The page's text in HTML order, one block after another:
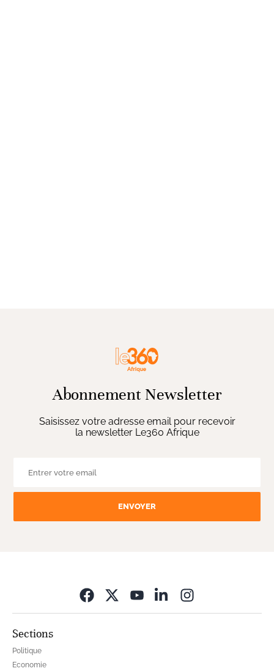
Abonnement Newsletter
Saisissez votre adresse email pour recevoir
la newsletter Le360 Afrique
ENVOYER
Sections
Politique
Economie